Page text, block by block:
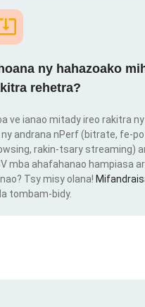
ny hahazoako
rehetra?
ve ianao mitady ireo rakitra
ny andrana nPerf (bitrate, fe-
rakin-tsary streaming)
mba ahafahanao hampiasa
Tsy misy olana!
tombam-bidy.